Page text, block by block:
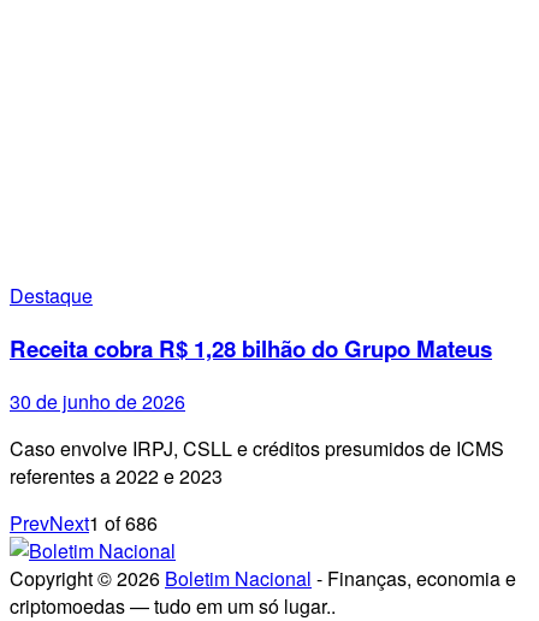
Destaque
Receita cobra R$ 1,28 bilhão do Grupo Mateus
30 de junho de 2026
Caso envolve IRPJ, CSLL e créditos presumidos de ICMS
referentes a 2022 e 2023
PrevNext1 of686
Copyright © 2026 Boletim Nacional - Finanças, economia e
criptomoedas — tudo em um só lugar..